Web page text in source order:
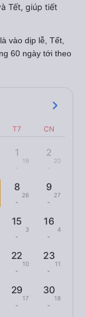
Tết, giúp tiết
là vào dịp lễ, Tết,
60 ngày tới theo
T7 CN
1
19
-
2
20
-
8
26
-
9
27
-
15
3
-
16
4
-
22
10
-
23
11
-
29
17
-
30
18
-